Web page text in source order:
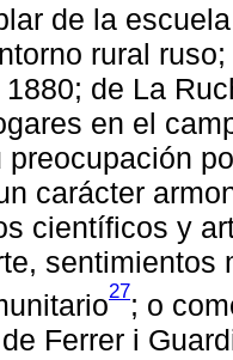
de la
rural
de La
en el
preocupación
carácter
científicos y
sentimientos
27; o
Ferrer i